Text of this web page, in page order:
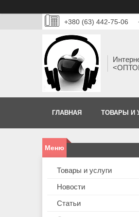
+380 (63) 442-75-06
ГЛАВНАЯ ТОВАРЫ И
Товары и услуги
Новости
Статьи